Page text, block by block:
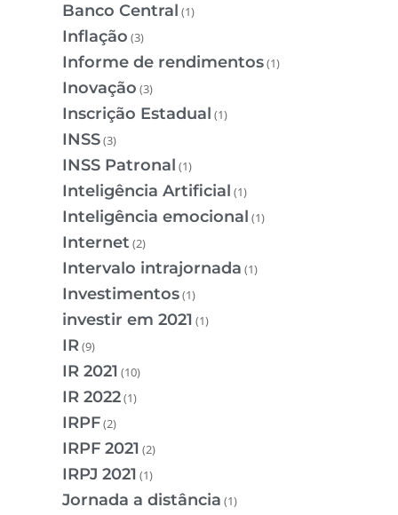
Banco Central (1)
Inflação (3)
Informe de rendimentos(1)
Inovação (3)
Inscrição Estadual (1)
INSS(3)
INSS Patronal (1)
Inteligência Artificial (1)
Inteligência emocional (1)
Internet (2)
Intervalo intrajornada (1)
Investimentos(1)
investir em 2021 (1)
IR(9)
IR 2021 (10)
IR 2022(1)
IRPF(2)
IRPF 2021 (2)
IRPJ 2021 (1)
Jornada a distância (1)